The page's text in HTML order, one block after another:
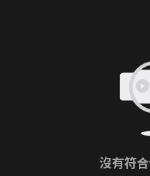
沒有符